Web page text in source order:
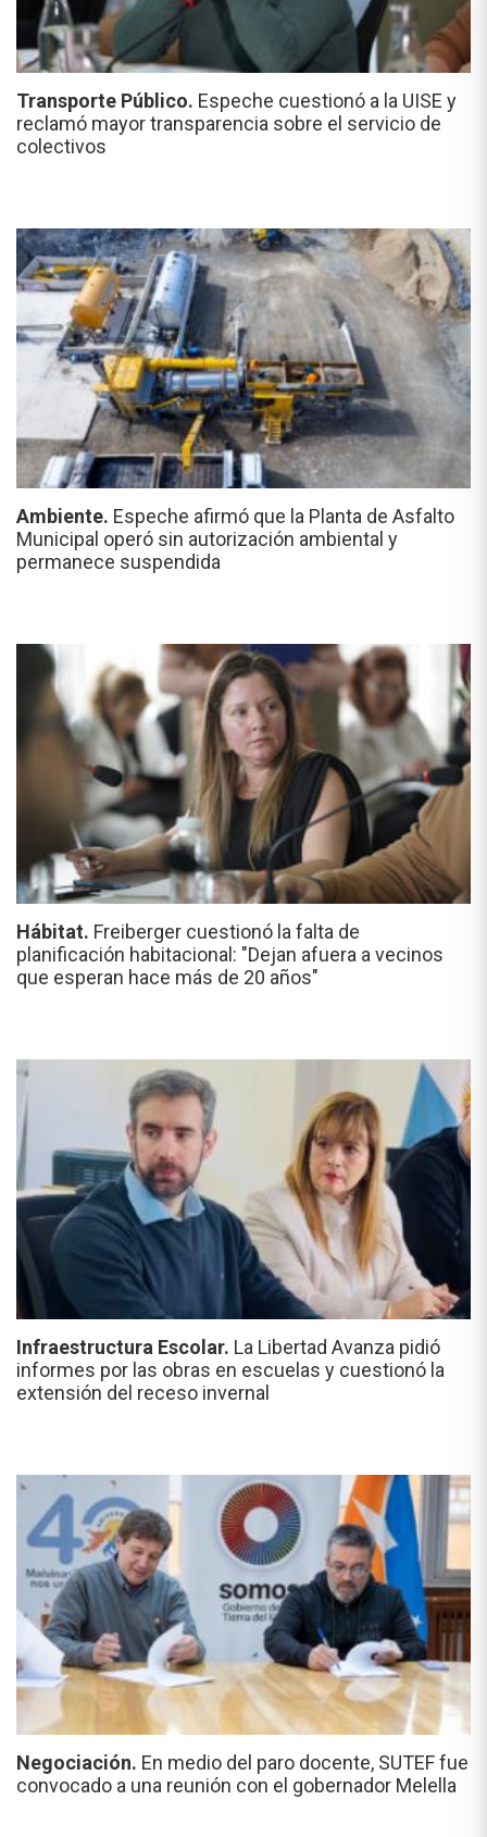
Transporte Público. Espeche cuestionó a la UISE y
reclamó mayor transparencia sobre el servicio de
colectivos
Ambiente. Espeche afirmó que la Planta de Asfalto
Municipal operó sin autorización ambiental y
permanece suspendida
Hábitat. Freiberger cuestionó la falta de
planificación habitacional: "Dejan afuera a vecinos
que esperan hace más de 20 años"
Infraestructura Escolar. La Libertad Avanza pidió
informes por las obras en escuelas y cuestionó la
extensión del receso invernal
Negociación. En medio del paro docente, SUTEF fue
convocado a una reunión con el gobernador Melella